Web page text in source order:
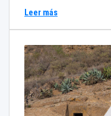
Leer más